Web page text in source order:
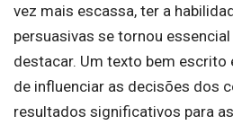
vez mais escassa, ter a
persuasivas se tornou
destacar. Um texto bem escrito
de influenciar as decisões dos
resultados significativos para